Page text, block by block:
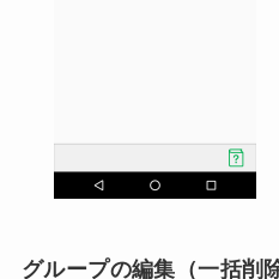
グループの編集（一括削